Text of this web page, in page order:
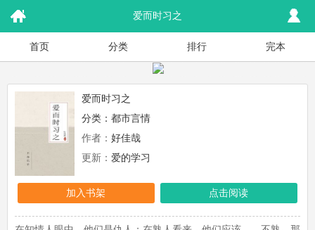
爱而时习之
首页 分类 排行 完本
爱而时习之
分类：都市言情
作者：好佳哉
更新：爱的学习
加入书架 点击阅读